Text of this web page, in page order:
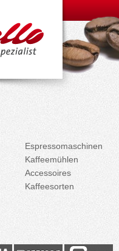
Espressomaschinen
Kaffeemühlen
Accessoires
Kaffeesorten